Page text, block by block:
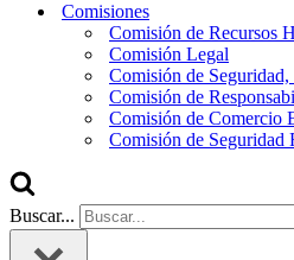
Comisiones
Comisión de Recursos
Comisión Legal
Comisión de
Comisión de
Comisión de Comercio
Comisión de Seguridad
Buscar...